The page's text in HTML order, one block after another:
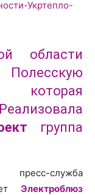
области
которая
группа
служба
Электроблюз